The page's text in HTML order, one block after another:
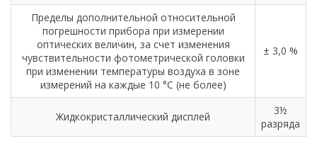
Пределы дополнительной относительной
погрешности прибора при измерении
оптических величин, за счет изменения
чувствительности фотометрической головки
при изменении температуры воздуха в зоне
измерений на каждые 10 °С (не более)
± 3,0 %
Жидкокристаллический дисплей
3½
разряда